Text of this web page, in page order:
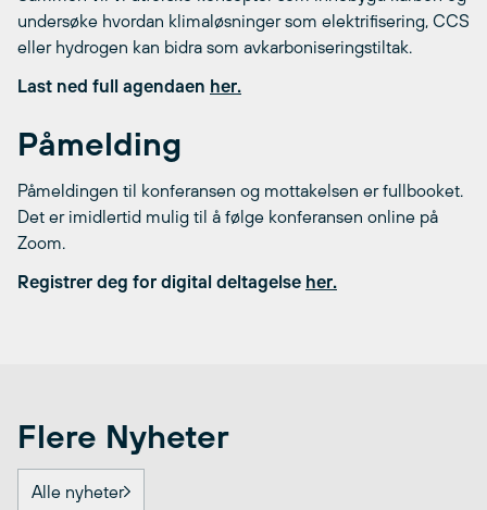
undersøke hvordan klimaløsninger som elektrifisering, CCS
eller hydrogen kan bidra som avkarboniseringstiltak.
Last ned full agendaen her.
Påmelding
Påmeldingen til konferansen og mottakelsen er fullbooket.
Det er imidlertid mulig til å følge konferansen online på
Zoom.
Registrer deg for digital deltagelse her.
Flere Nyheter
Alle nyheter